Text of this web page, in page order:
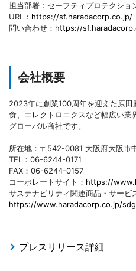
担当部署：セーフティプロテクショ
URL： https://sf.haradacorp.co.jp/
問い合わせ： https://
会社概要
2023年に創業100周年を迎えた原田
食、エレクトロニクスなど幅広い業
グローバル商社です。
所在地：〒542-0081 大阪府大阪市
TEL：06-6244-0171
FAX：06-6244-0157
コーポレートサイト： https://
サステナビリティ関連商品・サービ
https://www.haradacorp.co.jp/
プレスリリース詳細